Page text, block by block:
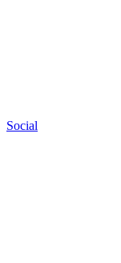
Social